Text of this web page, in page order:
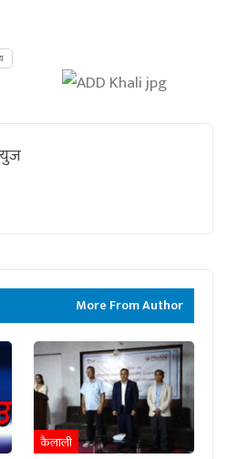
More From Author
कैलाली